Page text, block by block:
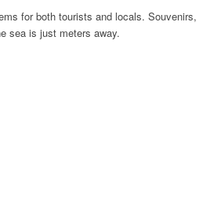
for both tourists and locals. Souvenirs,
sea is just meters away.